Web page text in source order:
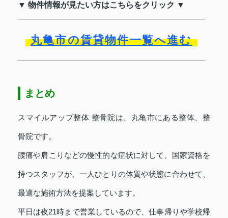
▼ 物件情報が見たい方はこちらをクリック ▼
丸亀市の賃貸物件一覧へ進む
まとめ
スマイルアップ整体 整骨院は、丸亀市にある整体、整
骨院です。
腰痛や肩こりなどの慢性的な症状に対して、国家資格を
持つスタッフが、一人ひとりの体質や状態に合わせて、
最適な施術方法を提案しています。
平日は夜21時まで営業しているので、仕事帰りや学校帰